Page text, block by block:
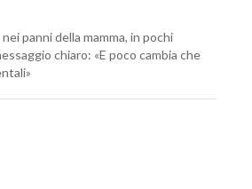
panni della mamma, in pochi
chiaro: «E poco cambia che